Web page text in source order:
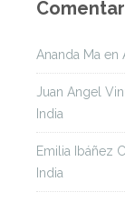
Ananda Ma en
Juan Angel
India
Emilia Ibáñez
India